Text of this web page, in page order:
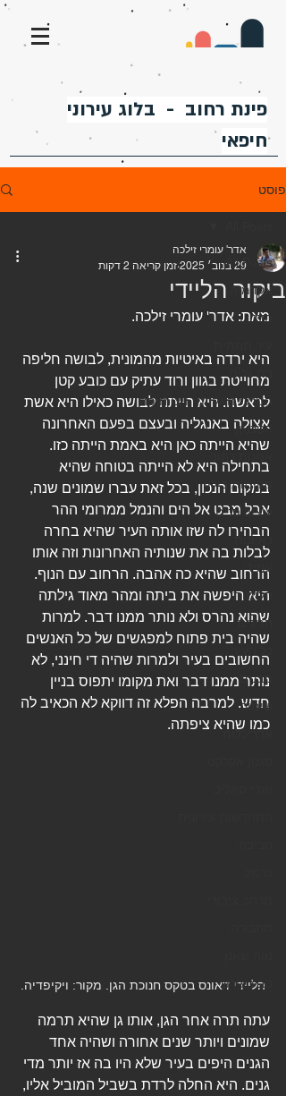
פינת רחוב - בלוג עירוני
חיפאי
פוסט
All Posts
אקדמיה
הדר
המרכז האקדמי ויצו חיפה
הטכניון
מקומות בילוי
עיצוב פנים
ראיונות
עתיד
חלומות
הגיגים
מבנים
שימור
אדריכלות
טבע עירוני
ביקור הליידי
אדר' עומרי זילכה
29 בנוב׳ 2025
זמן קריאה 2 דקות
מאת: אדר' עומרי זילכה.
היא ירדה באיטיות מהמונית, לבושה חליפה
מחוייטת בגוון ורוד עתיק עם כובע קטן
לראשה. היא הייתה לבושה כאילו היא אשת
אצולה באנגליה ובעצם בפעם האחרונה
שהיא הייתה כאן היא באמת הייתה כזו.
בתחילה היא לא הייתה בטוחה שהיא
במקום הנכון, בכל זאת עברו שמונים שנה,
אבל מבט אל הים והנמל ממרומי ההר
הבהירו לה שזו אותה העיר שהיא בחרה
לבלות בה את שנותיה האחרונות וזה אותו
הרחוב שהיא כה אהבה. הרחוב עם הנוף.
היא חיפשה את ביתה ומהר מאוד גילתה
שהוא נהרס ולא נותר ממנו דבר. למרות
שהיה בית פתוח למפגשים של כל האנשים
החשובים בעיר ולמרות שהיה די חינני, לא
נותר ממנו דבר ואת מקומו יתפוס בניין
חדש. למרבה הפלא זה דווקא לא הכאיב לה
כמו שהיא ציפתה.
הליידי דאונס בטקס חנוכת הגן. מקור: ויקיפדיה.
עתה תרה אחר הגן, אותו גן שהיא תרמה
שמונים ויותר שנים אחורה ושהיה אחד
הגנים היפים בעיר שלא היו בה אז יותר מדי
גנים. היא החלה לרדת בשביל המוביל אליו,